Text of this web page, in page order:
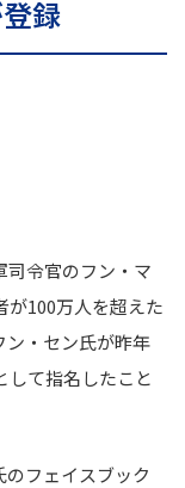
録
司令官のフン・マ
が100万人を超えた
ン・セン氏が昨年
して指名したこと
フェイスブック